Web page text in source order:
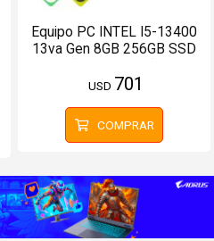
Equipo PC INTEL I5-13400
13va Gen 8GB 256GB SSD
USD 701
COMPRAR